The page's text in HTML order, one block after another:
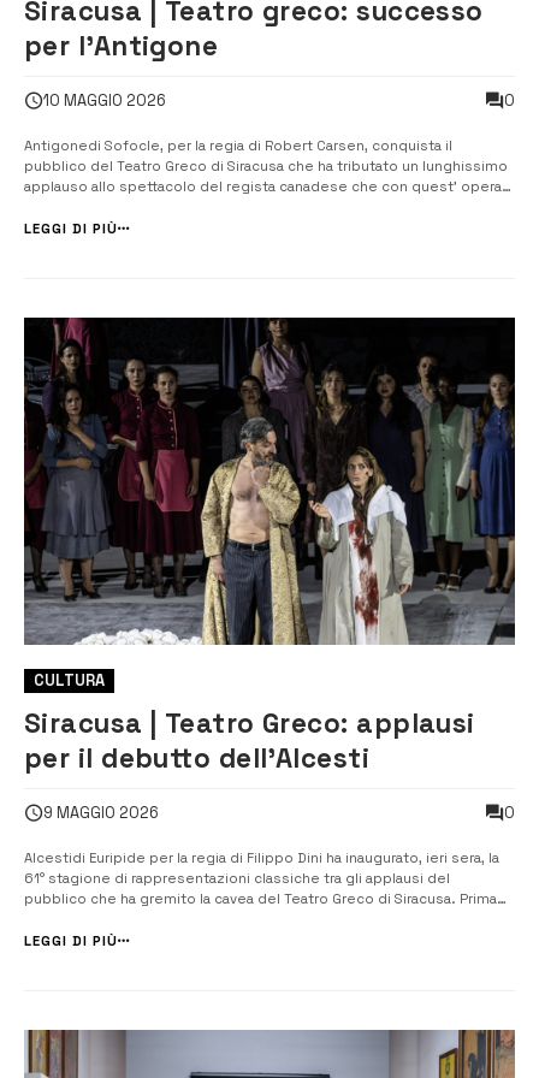
Siracusa | Teatro greco: successo
per l’Antigone
10 MAGGIO 2026 0
Antigonedi Sofocle, per la regia di Robert Carsen, conquista il
pubblico del Teatro Greco di Siracusa che ha tributato un lunghissimo
applauso allo spettacolo del regista canadese che con quest’ opera
Re e proseguito con Edipo a Colono. A Robert Carsen, al termine dello
LEGGI DI PIÙ
CULTURA
Siracusa | Teatro Greco: applausi
per il debutto dell’Alcesti
9 MAGGIO 2026 0
Alcestidi Euripide per la regia di Filippo Dini ha inaugurato, ieri sera, la
61° stagione di rappresentazioni classiche tra gli applausi del
pubblico che ha gremito la cavea del Teatro Greco di Siracusa. Prima
Marina Valensise, consigliere delegato e Daniele Pitteri, sovrint...
LEGGI DI PIÙ